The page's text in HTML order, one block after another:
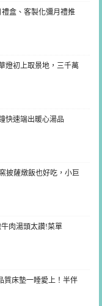
盒、客製化彌月禮推
燈初上取景地，三千萬
快速端出暖心湯品
披薩燉飯也好吃，小巨
肉湯頭太讚!菜單
質床墊一睡愛上！半伴